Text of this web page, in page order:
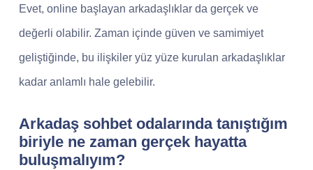
Evet, online başlayan arkadaşlıklar da gerçek ve
değerli olabilir. Zaman içinde güven ve samimiyet
geliştiğinde, bu ilişkiler yüz yüze kurulan arkadaşlıklar
kadar anlamlı hale gelebilir.
Arkadaş sohbet odalarında tanıştığım
biriyle ne zaman gerçek hayatta
buluşmalıyım?